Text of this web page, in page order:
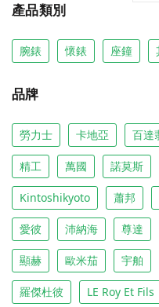
產品類別
腕錶 懷錶 座鐘
品牌
勞力士 卡地亞 百達
精工 萬國 諾莫斯
Kintoshikyoto 蕭邦
愛彼 沛納海 尊達
顯赫 歐米茄 宇舶
羅傑杜彼 LE Roy Et Fils